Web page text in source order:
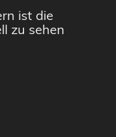
ist die
zu sehen